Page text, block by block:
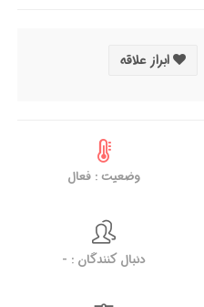
ابراز علاقه
وضعیت : فعال
دنبال کنندگان : -